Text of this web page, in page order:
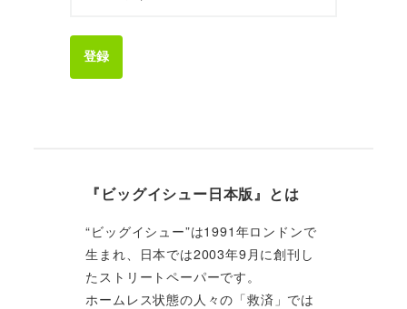
登録
『ビッグイシュー日本版』とは
“ビッグイシュー”は1991年ロンドンで
生まれ、日本では2003年9月に創刊し
たストリートペーパーです。
ホームレス状態の人々の「救済」では